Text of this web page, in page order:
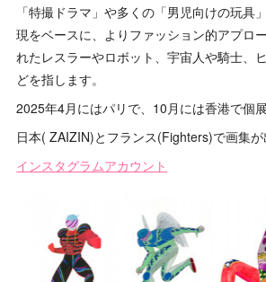
「特撮ドラマ」や多くの「男児向けの玩具
現をベースに、よりファッション的アプロ
れたレスラーやロボット、宇宙人や騎士、
どを指します。
2025年4月にはパリで、10月には香港で個展
日本( ZAIZIN)とフランス(Fighters)で画集が
インスタグラムアカウント